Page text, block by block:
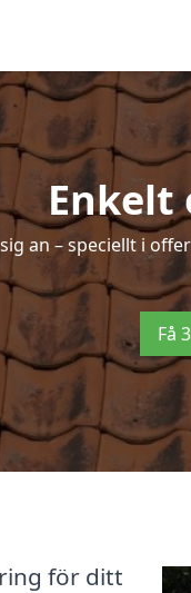
Enkelt
an – speciellt i
Få
för ditt